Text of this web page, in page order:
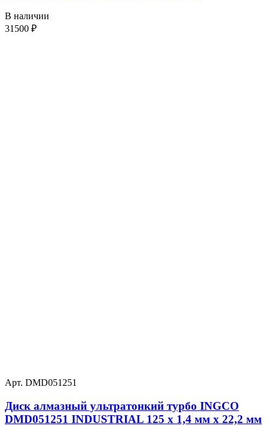
В наличии
31500 ₽
Арт. DMD051251
Диск алмазный ультратонкий турбо INGCO
DMD051251 INDUSTRIAL 125 х 1,4 мм x 22,2 мм